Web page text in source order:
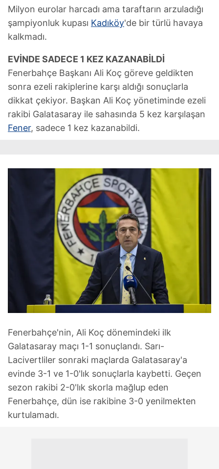
Milyon eurolar harcadı ama taraftarın arzuladığı
şampiyonluk kupası Kadıköy'de bir türlü havaya
kalkmadı.
EVİNDE SADECE 1 KEZ KAZANABİLDİ
Fenerbahçe Başkanı Ali Koç göreve geldikten
sonra ezeli rakiplerine karşı aldığı sonuçlarla
dikkat çekiyor. Başkan Ali Koç yönetiminde ezeli
rakibi Galatasaray ile sahasında 5 kez karşılaşan
Fener, sadece 1 kez kazanabildi.
Fenerbahçe'nin, Ali Koç dönemindeki ilk
Galatasaray maçı 1-1 sonuçlandı. Sarı-
Lacivertliler sonraki maçlarda Galatasaray'a
evinde 3-1 ve 1-0'lık sonuçlarla kaybetti. Geçen
sezon rakibi 2-0'lık skorla mağlup eden
Fenerbahçe, dün ise rakibine 3-0 yenilmekten
kurtulamadı.